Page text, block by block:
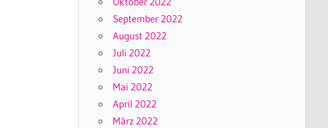
September 2022
August 2022
Juli 2022
Juni 2022
Mai 2022
April 2022
März 2022